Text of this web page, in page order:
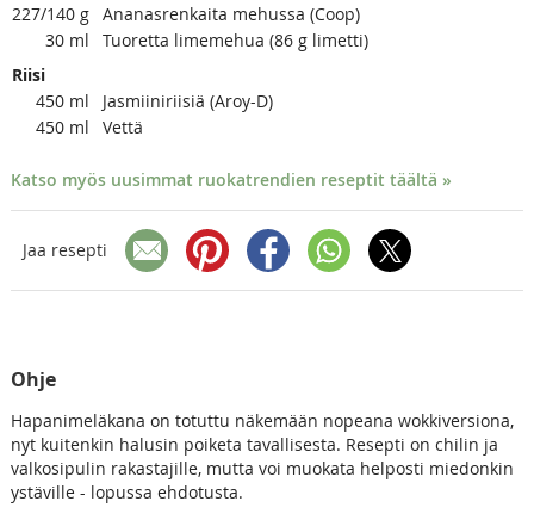
227/140 g Ananasrenkaita mehussa (Coop)
30 ml
Tuoretta limemehua (86 g limetti)
Riisi
450 ml
Jasmiiniriisiä (Aroy-D)
450 ml Vettä
Katso myös uusimmat ruokatrendien reseptit täältä »
Jaa resepti
Ohje
Hapanimeläkana on totuttu näkemään nopeana wokkiversiona,
nyt kuitenkin halusin poiketa tavallisesta. Resepti on chilin ja
valkosipulin rakastajille, mutta voi muokata helposti miedonkin
ystäville - lopussa ehdotusta.